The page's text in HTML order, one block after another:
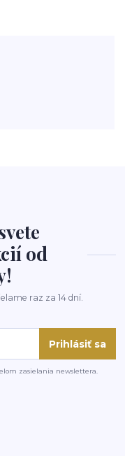
od
raz za 14 dní.
Prihlásiť sa
zasielania newslettera.